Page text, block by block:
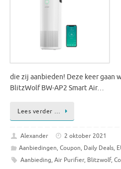
die zij aanbieden! Deze keer gaan
BlitzWolf BW-AP2 Smart Air…
Lees verder …
Alexander
2 oktober 2021
Aanbiedingen, Coupon, Daily Deals,
Aanbieding, Air Purifier, Blitzwolf,